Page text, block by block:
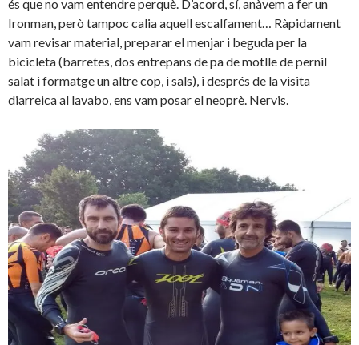
és que no vam entendre perquè. D’acord, sí, anàvem a fer un
Ironman, però tampoc calia aquell escalfament… Ràpidament
vam revisar material, preparar el menjar i beguda per la
bicicleta (barretes, dos entrepans de pa de motlle de pernil
salat i formatge un altre cop, i sals), i després de la visita
diarreica al lavabo, ens vam posar el neoprè. Nervis.